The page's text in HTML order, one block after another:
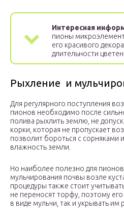
Интересная
пионы
его красивого
длительности
Рыхление и
Для регулярного поступления
пионов необходимо после
полива рыхлить землю, не
корки, которая не пропускает
позволит бороться с сорняками
влажность земли.
Но наиболее полезно для
мульчирования почвы возле
процедуры также стоит
не переносят торфу, поэтому
в виде мульчи, так и укрывать им